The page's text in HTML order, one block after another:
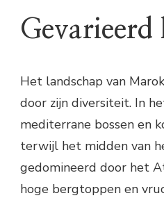
Gevarieerd
Het landschap van
door zijn diversiteit. In
mediterrane bossen en
terwijl het midden van
gedomineerd door het
hoge bergtoppen en